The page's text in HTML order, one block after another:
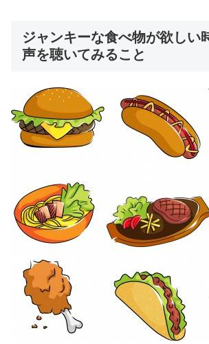
ジャンキーな食べ物が欲しい
声を聴いてみること